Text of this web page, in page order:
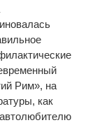
Рим», на
как